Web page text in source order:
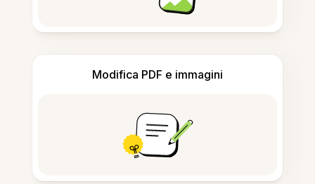
Modifica PDF e immagini